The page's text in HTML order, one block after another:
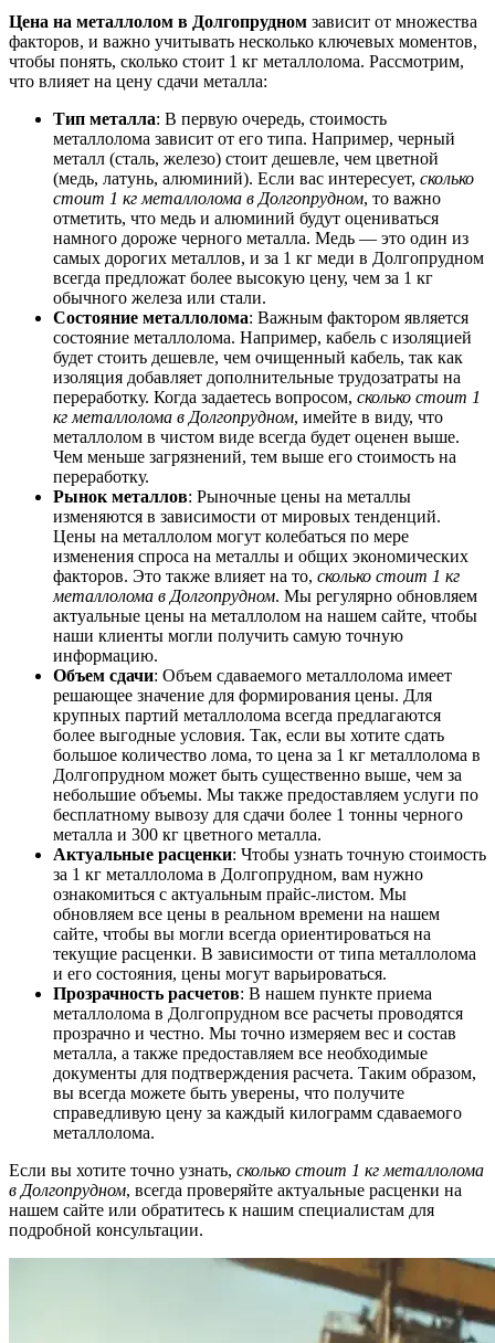
Цена на металлолом в Долгопрудном зависит от множества
факторов, и важно учитывать несколько ключевых моментов,
чтобы понять, сколько стоит 1 кг металлолома. Рассмотрим,
что влияет на цену сдачи металла:
Тип металла: В первую очередь, стоимость
металлолома зависит от его типа. Например, черный
металл (сталь, железо) стоит дешевле, чем цветной
(медь, латунь, алюминий). Если вас интересует, сколько
стоит 1 кг металлолома в Долгопрудном, то важно
отметить, что медь и алюминий будут оцениваться
намного дороже черного металла. Медь — это один из
самых дорогих металлов, и за 1 кг меди в Долгопрудном
всегда предложат более высокую цену, чем за 1 кг
обычного железа или стали.
Состояние металлолома: Важным фактором является
состояние металлолома. Например, кабель с изоляцией
будет стоить дешевле, чем очищенный кабель, так как
изоляция добавляет дополнительные трудозатраты на
переработку. Когда задаетесь вопросом, сколько стоит 1
кг металлолома в Долгопрудном, имейте в виду, что
металлолом в чистом виде всегда будет оценен выше.
Чем меньше загрязнений, тем выше его стоимость на
переработку.
Рынок металлов: Рыночные цены на металлы
изменяются в зависимости от мировых тенденций.
Цены на металлолом могут колебаться по мере
изменения спроса на металлы и общих экономических
факторов. Это также влияет на то, сколько стоит 1 кг
металлолома в Долгопрудном. Мы регулярно обновляем
актуальные цены на металлолом на нашем сайте, чтобы
наши клиенты могли получить самую точную
информацию.
Объем сдачи: Объем сдаваемого металлолома имеет
решающее значение для формирования цены. Для
крупных партий металлолома всегда предлагаются
более выгодные условия. Так, если вы хотите сдать
большое количество лома, то цена за 1 кг металлолома в
Долгопрудном может быть существенно выше, чем за
небольшие объемы. Мы также предоставляем услуги по
бесплатному вывозу для сдачи более 1 тонны черного
металла и 300 кг цветного металла.
Актуальные расценки: Чтобы узнать точную стоимость
за 1 кг металлолома в Долгопрудном, вам нужно
ознакомиться с актуальным прайс-листом. Мы
обновляем все цены в реальном времени на нашем
сайте, чтобы вы могли всегда ориентироваться на
текущие расценки. В зависимости от типа металлолома
и его состояния, цены могут варьироваться.
Прозрачность расчетов: В нашем пункте приема
металлолома в Долгопрудном все расчеты проводятся
прозрачно и честно. Мы точно измеряем вес и состав
металла, а также предоставляем все необходимые
документы для подтверждения расчета. Таким образом,
вы всегда можете быть уверены, что получите
справедливую цену за каждый килограмм сдаваемого
металлолома.
Если вы хотите точно узнать, сколько стоит 1 кг металлолома
в Долгопрудном, всегда проверяйте актуальные расценки на
нашем сайте или обратитесь к нашим специалистам для
подробной консультации.